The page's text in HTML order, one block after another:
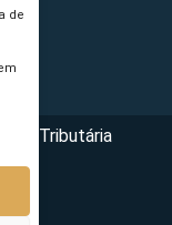
de
Tributária